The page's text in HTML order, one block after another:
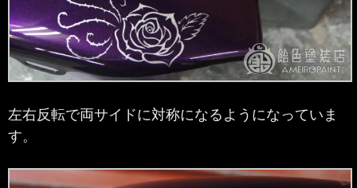
左右反転で両サイドに対称になるようになっていま
す。